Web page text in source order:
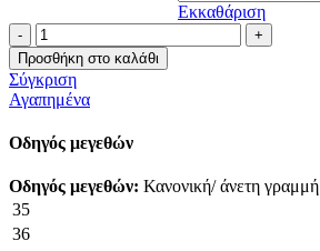
Εκκαθάριση
Mule
με
μια
φάσα
ποσότητα
Προσθήκη στο καλάθι
Σύγκριση
Αγαπημένα
Οδηγός μεγεθών
Οδηγός μεγεθών: Κανονική/ άνετη γραμμή
35
36